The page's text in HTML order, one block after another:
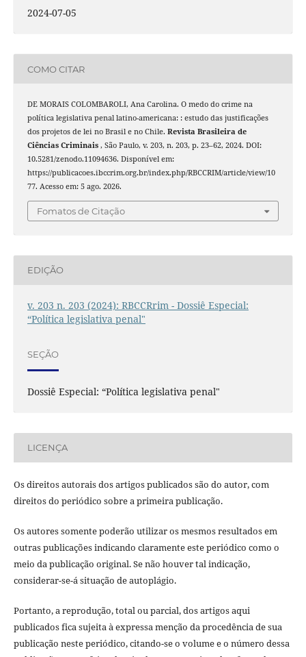
2024-07-05
COMO CITAR
DE MORAIS COLOMBAROLI, Ana Carolina. O medo do crime na
política legislativa penal latino-americana: : estudo das justificações
dos projetos de lei no Brasil e no Chile. Revista Brasileira de
Ciências Criminais , São Paulo, v. 203, n. 203, p. 23–62, 2024. DOI:
10.5281/zenodo.11094636. Disponível em:
https://publicacoes.ibccrim.org.br/index.php/RBCCRIM/article/view/10
77. Acesso em: 5 ago. 2026.
Fomatos de Citação
EDIÇÃO
v. 203 n. 203 (2024): RBCCRrim - Dossiê Especial:
“Política legislativa penal"
SEÇÃO
Dossiê Especial: “Política legislativa penal"
LICENÇA
Os direitos autorais dos artigos publicados são do autor, com
direitos do periódico sobre a primeira publicação.
Os autores somente poderão utilizar os mesmos resultados em
outras publicações indicando claramente este periódico como o
meio da publicação original. Se não houver tal indicação,
considerar-se-á situação de autoplágio.
Portanto, a reprodução, total ou parcial, dos artigos aqui
publicados fica sujeita à expressa menção da procedência de sua
publicação neste periódico, citando-se o volume e o número dessa